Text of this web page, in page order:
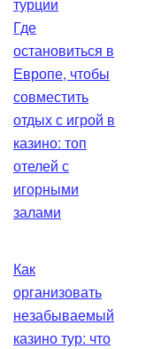
Где
остановиться в
Европе, чтобы
совместить
отдых с игрой в
казино: топ
отелей с
игорными
залами
Как
организовать
незабываемый
казино тур: что